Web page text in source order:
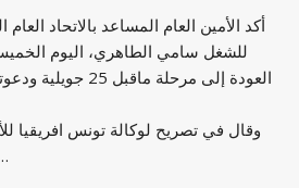
أكد الأمين العام المساعد بالاتحاد العام
للشغل سامي الطاهري، اليوم
العودة إلى مرحلة
وقال في تصريح لوكالة تونس افريقيا
قبل 25